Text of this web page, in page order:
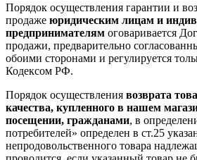
Порядок осуществления гарантии и
продаже юридическим лицам и
предпринимателям оговаривается
продажи, предварительно
обоими сторонами и регулируется
Кодексом РФ.
Порядок осуществления возврата
качества, купленного в нашем
посещении, гражданами, в
потребителей» определен в ст.25
непродовольственного товара